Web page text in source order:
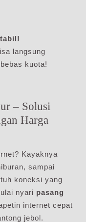
langsung
kuota!
– Solusi
Harga
Kayaknya
sampai
koneksi yang
nyari pasang
internet cepat
jebol.